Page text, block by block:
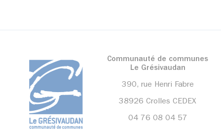
Communauté de communes
Le Grésivaudan
390, rue Henri Fabre
38926 Crolles CEDEX
04 76 08 04 57